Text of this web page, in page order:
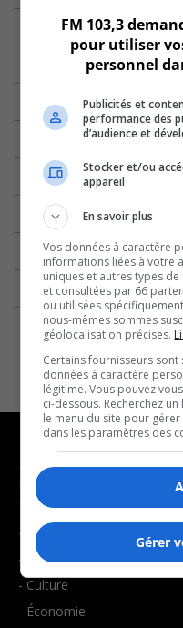
NOUVELLES
- Affaires municipales
- Communauté / Social
- Culture
- Économie
FM 103,3
pour utiliser
personnel
Publicités et
performance des
d’audience et
Stocker et/ou
appareil
En savoir plus
Vos données à caractère
informations liées à votre
uniques et autres types
et consultées par 66
ou utilisées
nous-mêmes sommes
géolocalisation précises.
Certains fournisseurs
données à caractère
légitime. Vous pouvez
ci-dessous. Recherchez
le menu du site pour
dans les paramètres des
Gérer